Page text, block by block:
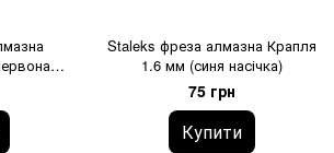
Staleks фреза алмазна Крапля
1.6 мм (синя насічка)
75 грн
Купити